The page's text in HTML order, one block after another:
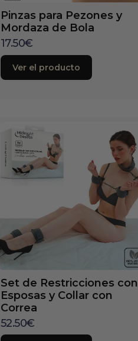
Pinzas para Pezones y
Mordaza de Bola
17.50€
Ver el producto
Set de Restricciones con
Esposas y Collar con
Correa
52.50€